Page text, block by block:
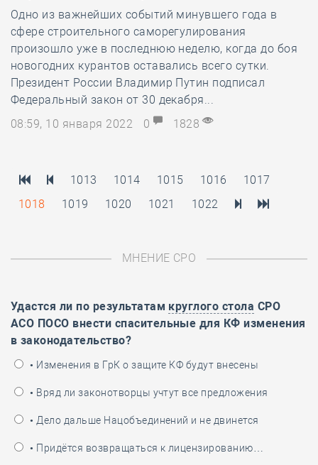
Одно из важнейших событий минувшего года в
сфере строительного саморегулирования
произошло уже в последнюю неделю, когда до боя
новогодних курантов оставались всего сутки.
Президент России Владимир Путин подписал
Федеральный закон от 30 декабря...
08:59, 10 января 2022
0 1828
1013 1014 1015 1016
1017
1018
1019 1020 1021 1022
МНЕНИЕ СРО
Удастся ли по результатам круглого стола СРО
АСО ПОСО внести спасительные для КФ изменения
в законодательство?
• Изменения в ГрК о защите КФ будут внесены
• Вряд ли законотворцы учтут все предложения
• Дело дальше Нацобъединений и не двинется
• Придётся возвращаться к лицензированию…